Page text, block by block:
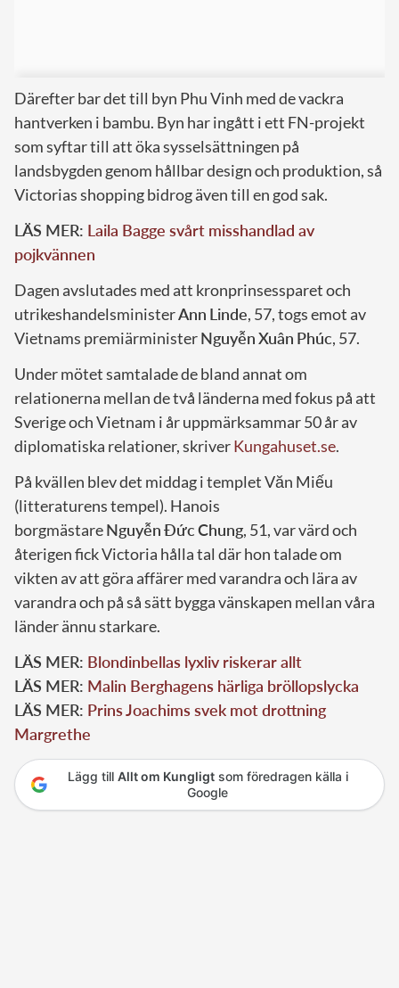
Därefter bar det till byn Phu Vinh med de vackra
hantverken i bambu. Byn har ingått i ett FN-projekt
som syftar till att öka sysselsättningen på
landsbygden genom hållbar design och produktion, så
Victorias shopping bidrog även till en god sak.
LÄS MER: Laila Bagge svårt misshandlad av
pojkvännen
Dagen avslutades med att kronprinsessparet och
utrikeshandelsministerAnn Linde, 57, togs emot av
Vietnams premiärministerNguyễnXuân Phúc, 57.
Under mötet samtalade de bland annat om
relationerna mellan de två länderna med fokus på att
Sverige och Vietnam i år uppmärksammar 50 år av
diplomatiska relationer, skriverKungahuset.se.
På kvällen blev det middag i templet Văn Miếu
(litteraturens tempel). Hanois
borgmästareNguyễnĐứcChung, 51, var värd och
återigen fick Victoria hålla tal där hon talade om
vikten av att göra affärer med varandra och lära av
varandra och på så sätt bygga vänskapen mellan våra
länder ännu starkare.
LÄS MER: Blondinbellas lyxliv riskerar allt
LÄS MER: Malin Berghagens härliga bröllopslycka
LÄS MER: Prins Joachims svek mot drottning
Margrethe
Lägg till Allt om Kungligtsom föredragen källa i
Google